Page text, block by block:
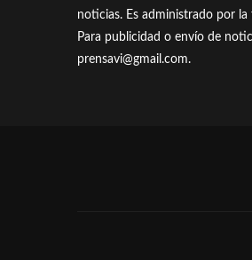
noticias. Es administrado por la
Para publicidad o envío de
prensavi@gmail.com.